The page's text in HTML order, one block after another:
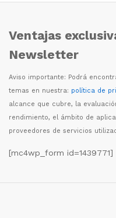
Ventajas
Newsletter
Aviso importante: Podrá
temas en nuestra: política de
alcance que cubre, la evaluació
rendimiento, el ámbito de
proveedores de servicios
[mc4wp_form id=1439771]